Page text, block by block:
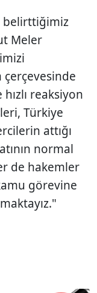
belirttiğimiz
Meler
reaksiyon
Türkiye
attığı
normal
de hakemler
görevine